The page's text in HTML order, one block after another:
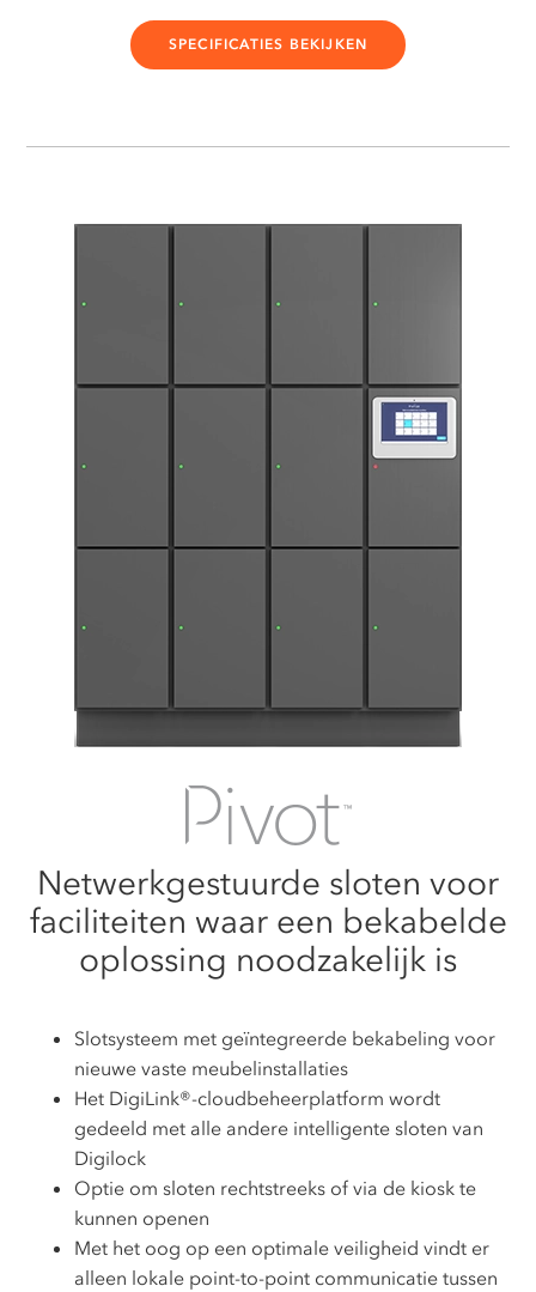
SPECIFICATIES BEKIJKEN
Netwerkgestuurde sloten voor
faciliteiten waar een bekabelde
oplossing noodzakelijk is
Slotsysteem met geïntegreerde bekabeling voor
nieuwe vaste meubelinstallaties
Het DigiLink®-cloudbeheerplatform wordt
gedeeld met alle andere intelligente sloten van
Digilock
Optie om sloten rechtstreeks of via de kiosk te
kunnen openen
Met het oog op een optimale veiligheid vindt er
alleen lokale point-to-point communicatie tussen